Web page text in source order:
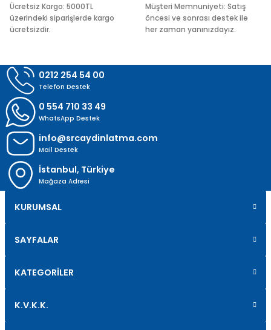
Ücretsiz Kargo: 5000TL
üzerindeki siparişlerde kargo
ücretsizdir.
Müşteri Memnuniyeti: Satış
öncesi ve sonrası destek ile
her zaman yanınızdayız.
0212 254 54 00
Telefon Destek
0 554 710 33 49
WhatsApp Destek
info@srcaydinlatma.com
Mail Destek
İstanbul, Türkiye
Mağaza Adresi
KURUMSAL
SAYFALAR
KATEGORİLER
K.V.K.K.